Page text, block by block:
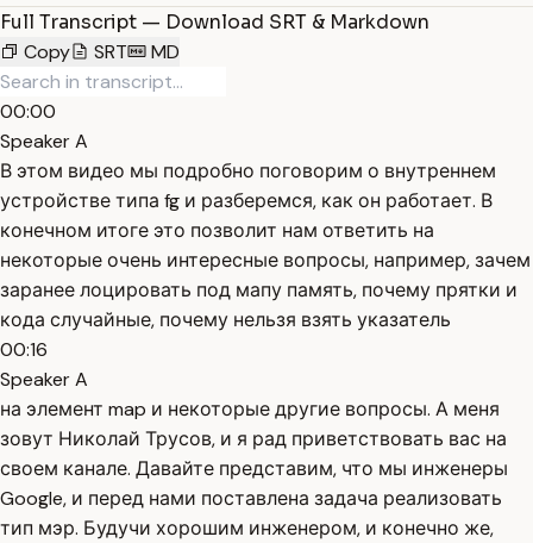
Full Transcript — Download SRT & Markdown
Copy
SRT MD
00:00
Speaker A
В этом видео мы подробно поговорим о внутреннем
устройстве типа fg и разберемся, как он работает. В
конечном итоге это позволит нам ответить на
некоторые очень интересные вопросы, например, зачем
заранее лоцировать под мапу память, почему прятки и
кода случайные, почему нельзя взять указатель
00:16
Speaker A
на элемент map и некоторые другие вопросы. А меня
зовут Николай Трусов, и я рад приветствовать вас на
своем канале. Давайте представим, что мы инженеры
Google, и перед нами поставлена задача реализовать
тип мэр. Будучи хорошим инженером, и конечно же,